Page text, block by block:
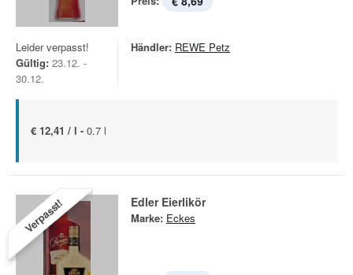
Leider verpasst!
Gültig: 23.12. -
30.12.
Händler: REWE Petz
€ 12,41 / l - 0.7 l
Verpasst! Edler Eierlikör
Marke: Eckes